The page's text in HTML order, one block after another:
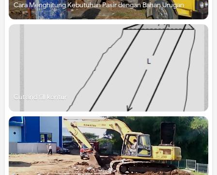
Cara Menghitung Kebutuhan Pasir dengan Bahan Urugan
Cut and fill kontur